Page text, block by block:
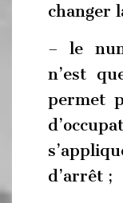
changer
– le
n’est
permet
d’arrêt ;